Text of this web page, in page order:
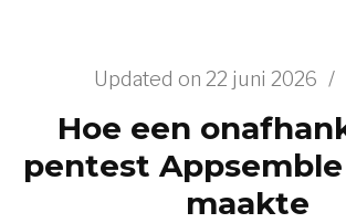
Updated on 22 juni 2026 /
Hoe een
pentest
maakte